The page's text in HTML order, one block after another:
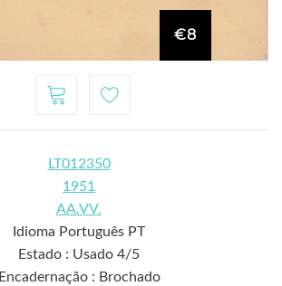
€8
LT012350
1951
AA.VV.
Idioma Português PT
Estado : Usado 4/5
Encadernação : Brochado